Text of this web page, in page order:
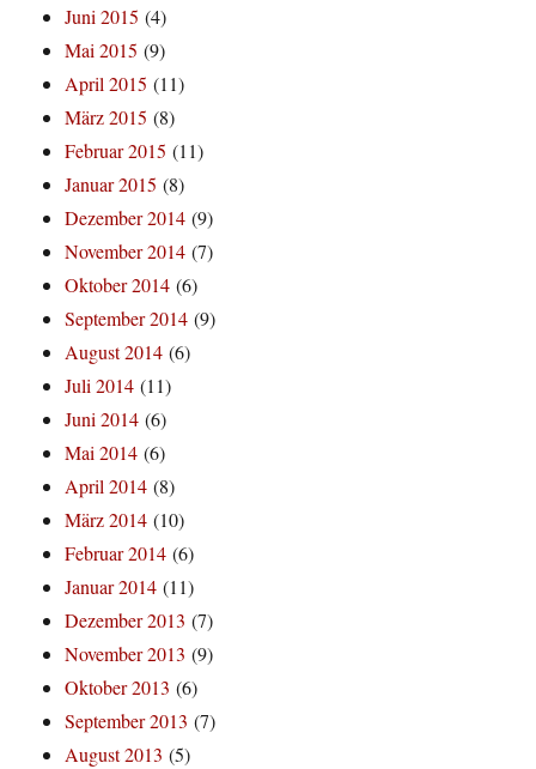
Juni 2015 (4)
Mai 2015 (9)
April 2015 (11)
März 2015 (8)
Februar 2015 (11)
Januar 2015 (8)
Dezember 2014 (9)
November 2014 (7)
Oktober 2014 (6)
September 2014 (9)
August 2014 (6)
Juli 2014 (11)
Juni 2014 (6)
Mai 2014 (6)
April 2014 (8)
März 2014 (10)
Februar 2014 (6)
Januar 2014 (11)
Dezember 2013 (7)
November 2013 (9)
Oktober 2013 (6)
September 2013 (7)
August 2013 (5)